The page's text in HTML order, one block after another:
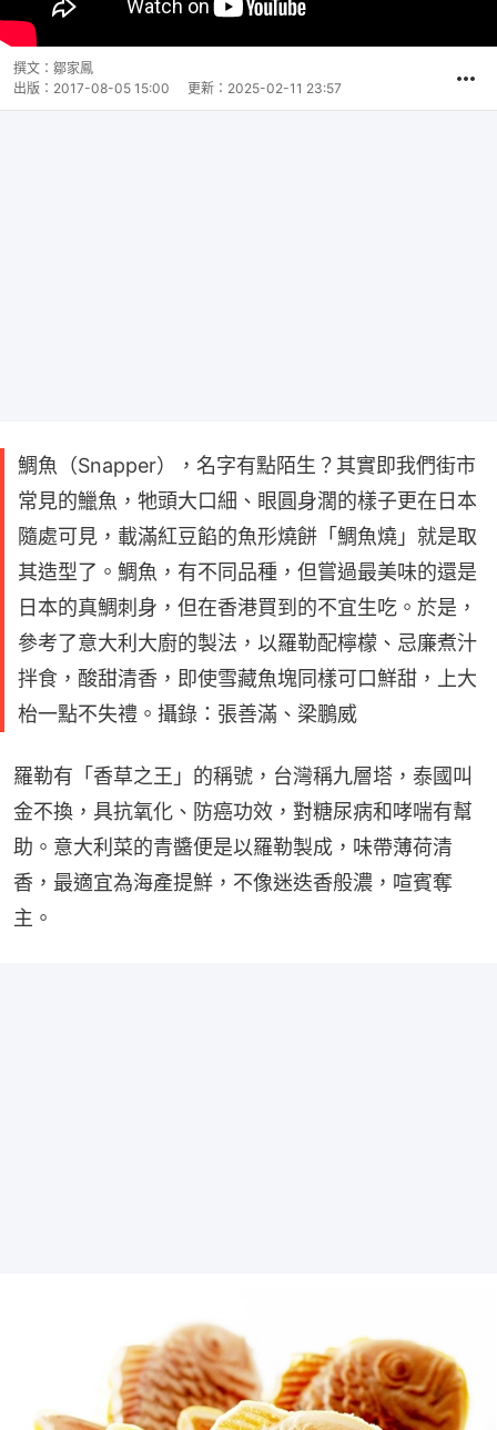
撰文： 鄒家鳳
出版： 2017-08-05 15:00 更新： 2025-02-11 23:57
鯛魚（Snapper），名字有點陌生？其實即我們街市
常見的鱲魚，牠頭大口細、眼圓身濶的樣子更在日本
隨處可見，載滿紅豆餡的魚形燒餅「鯛魚燒」就是取
其造型了。鯛魚，有不同品種，但嘗過最美味的還是
日本的真鯛刺身，但在香港買到的不宜生吃。於是，
參考了意大利大廚的製法，以羅勒配檸檬、忌廉煮汁
拌食，酸甜清香，即使雪藏魚塊同樣可口鮮甜，上大
枱一點不失禮。攝錄：張善滿、梁鵬威
羅勒有「香草之王」的稱號，台灣稱九層塔，泰國叫
金不換，具抗氧化、防癌功效，對糖尿病和哮喘有幫
助。意大利菜的青醬便是以羅勒製成，味帶薄荷清
香，最適宜為海產提鮮，不像迷迭香般濃，喧賓奪
主。